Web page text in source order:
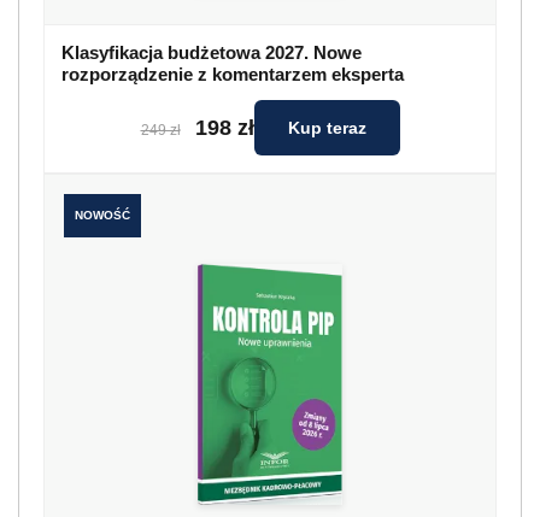
Klasyfikacja budżetowa 2027. Nowe
rozporządzenie z komentarzem eksperta
249 zł 198 zł Kup teraz
NOWOŚĆ